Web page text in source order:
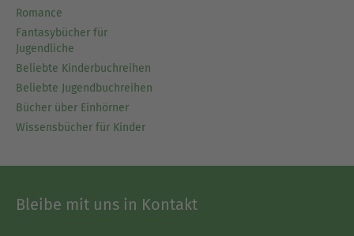
Romance
Fantasybücher für
Jugendliche
Beliebte Kinderbuchreihen
Beliebte Jugendbuchreihen
Bücher über Einhörner
Wissensbücher für Kinder
Bleibe mit uns in Kontakt